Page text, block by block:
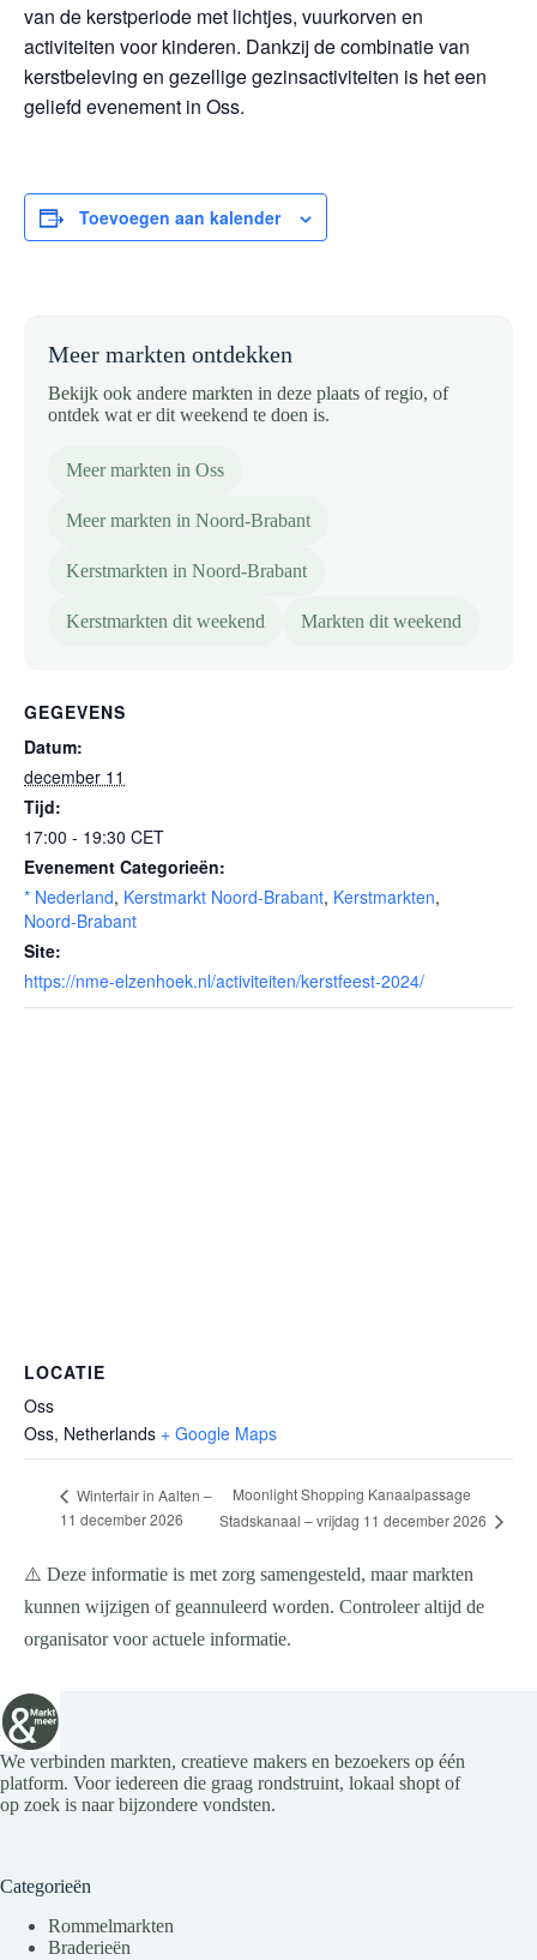
van de kerstperiode met lichtjes, vuurkorven en
activiteiten voor kinderen. Dankzij de combinatie van
kerstbeleving en gezellige gezinsactiviteiten is het een
geliefd evenement in Oss.
Toevoegen aan kalender
Meer markten ontdekken
Bekijk ook andere markten in deze plaats of regio, of
ontdek wat er dit weekend te doen is.
Meer markten in Oss
Meer markten in Noord-Brabant
Kerstmarkten in Noord-Brabant
Kerstmarkten dit weekend Markten dit weekend
GEGEVENS
Datum:
december 11
Tijd:
17:00 - 19:30 CET
Evenement Categorieën:
* Nederland, Kerstmarkt Noord-Brabant, Kerstmarkten,
Noord-Brabant
Site:
https://nme-elzenhoek.nl/activiteiten/kerstfeest-2024/
LOCATIE
Oss
Oss, Netherlands + Google Maps
Winterfair in Aalten –
11 december 2026
Moonlight Shopping Kanaalpassage
Stadskanaal – vrijdag 11 december 2026
⚠️ Deze informatie is met zorg samengesteld, maar markten
kunnen wijzigen of geannuleerd worden. Controleer altijd de
organisator voor actuele informatie.
We verbinden markten, creatieve makers en bezoekers op één
platform. Voor iedereen die graag rondstruint, lokaal shopt of
op zoek is naar bijzondere vondsten.
Categorieën
Rommelmarkten
Braderieën